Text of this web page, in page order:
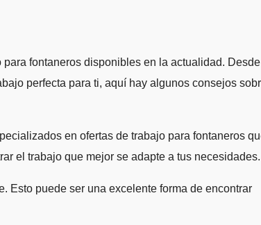
fontaneros disponibles en la actualidad. Desde
perfecta para ti, aquí hay algunos consejos
en ofertas de trabajo para fontaneros
el trabajo que mejor se adapte a tus necesidades.
Esto puede ser una excelente forma de encontrar